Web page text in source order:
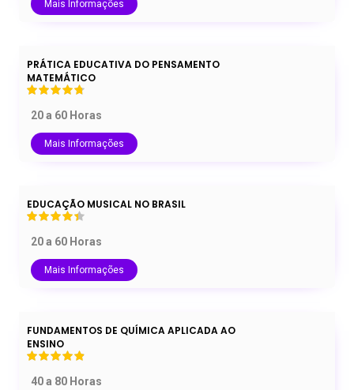
Mais Informações
PRÁTICA EDUCATIVA DO PENSAMENTO
MATEMÁTICO
20 a 60 Horas
Mais Informações
EDUCAÇÃO MUSICAL NO BRASIL
20 a 60 Horas
Mais Informações
FUNDAMENTOS DE QUÍMICA APLICADA AO
ENSINO
40 a 80 Horas